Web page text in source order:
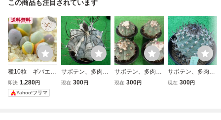
この商品も注目されています
送料無料
種10粒 ギバエウ
ム コンプトニ
ー 鶴翠玉 多肉
植物 種子
即決 1,280円
Yahoo!フリマ
サボテン、多肉植
物 白瑞鳳の種子
現在 300円
サボテン、多肉植
物 太平丸類の種
現在 300円
サボテン、多肉植
物 昇雲竜の種子
現在 300円